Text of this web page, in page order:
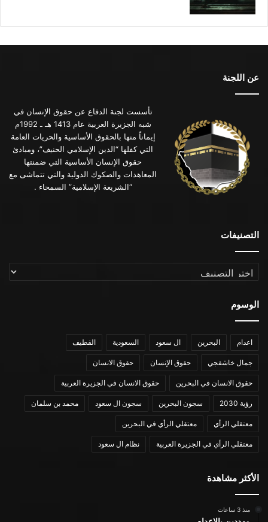
عن اللجنة
تأسست لجنة الدفاع عن حقوق الإنسان في
شبه الجزيرة العربية عام 1413 هـ ـ 1992م
إيماناً منها بالحقوق الأساسية والحريات العامة
التي كفلها “الدين الإسلامي الحنيف”، ومبادئ
حقوق الإنسان الأساسية التي ضمنتها
المعاهدات والصكوك الدولية والتي تتماشى مع
“الشريعة الإسلامية” السمحاء .
التصنيفات
التصنيفات
الوسوم
اعدام البحرين ال سعود السعودية القطيف
جمال خاشقجي حقوق الإنسان حقوق الانسان
حقوق الانسان في البحرين حقوق الانسان في الجزيرة العربية
رؤية 2030 سجون البحرين سجون ال سعود محمد بن سلمان
معتقلي الرأي معتقلي الرأي في البحرين
معتقلي الرأي في الجزيرة العربية نظام ال سعود
الأكثر مشاهدة
منذ 3 ساعات